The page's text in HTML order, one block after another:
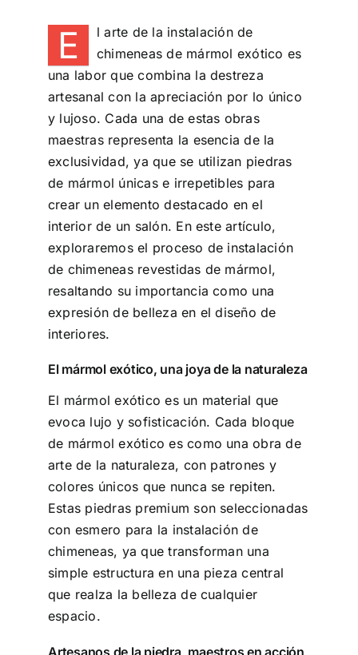
E l arte de la instalación de
chimeneas de mármol exótico es
una labor que combina la destreza
artesanal con la apreciación por lo único
y lujoso. Cada una de estas obras
maestras representa la esencia de la
exclusividad, ya que se utilizan piedras
de mármol únicas e irrepetibles para
crear un elemento destacado en el
interior de un salón. En este artículo,
exploraremos el proceso de instalación
de chimeneas revestidas de mármol,
resaltando su importancia como una
expresión de belleza en el diseño de
interiores.
El mármol exótico, una joya de la naturaleza
El mármol exótico es un material que
evoca lujo y sofisticación. Cada bloque
de mármol exótico es como una obra de
arte de la naturaleza, con patrones y
colores únicos que nunca se repiten.
Estas piedras premium son seleccionadas
con esmero para la instalación de
chimeneas, ya que transforman una
simple estructura en una pieza central
que realza la belleza de cualquier
espacio.
Artesanos de la piedra, maestros en acción